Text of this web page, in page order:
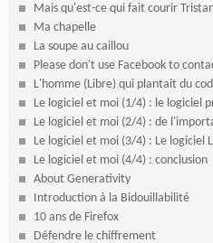
Mais qu'est-ce qui fait courir
Ma chapelle
La soupe au caillou
Please don't use Facebook to
L'homme (Libre) qui plantait du
Le logiciel et moi (1/4) : le logiciel
Le logiciel et moi (2/4) : de
Le logiciel et moi (3/4) : Le logiciel
Le logiciel et moi (4/4) : conclusion
About Generativity
Introduction à la Bidouillabilité
10 ans de Firefox
Défendre le chiffrement